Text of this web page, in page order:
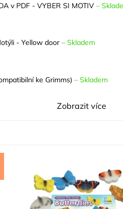
v PDF - VYBER SI MOTIV –
- Yellow door – Skladem
ke Grimms) – Skladem
Zobrazit více